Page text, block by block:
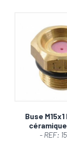
Buse M15x1
- REF: